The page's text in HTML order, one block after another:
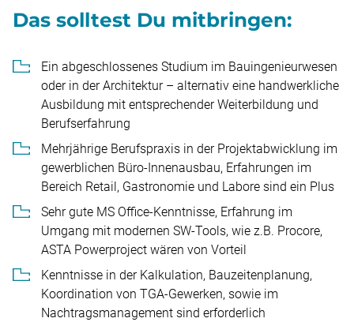
Das solltest Du mitbringen:
Ein abgeschlossenes Studium im Bauingenieurwesen
oder in der Architektur – alternativ eine handwerkliche
Ausbildung mit entsprechender Weiterbildung und
Berufserfahrung
Mehrjährige Berufspraxis in der Projektabwicklung im
gewerblichen Büro-Innenausbau, Erfahrungen im
Bereich Retail, Gastronomie und Labore sind ein Plus
Sehr gute MS Office-Kenntnisse, Erfahrung im
Umgang mit modernen SW-Tools, wie z.B. Procore,
ASTA Powerproject wären von Vorteil
Kenntnisse in der Kalkulation, Bauzeitenplanung,
Koordination von TGA-Gewerken, sowie im
Nachtragsmanagement sind erforderlich